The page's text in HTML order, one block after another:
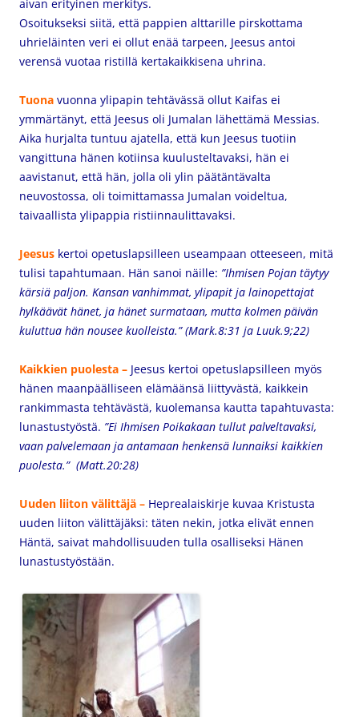
aivan erityinen merkitys.
Osoitukseksi siitä, että pappien alttarille pirskottama
uhrieläinten veri ei ollut enää tarpeen, Jeesus antoi
verensä vuotaa ristillä kertakaikkisena uhrina.
Tuona vuonna ylipapin tehtävässä ollut Kaifas ei
ymmärtänyt, että Jeesus oli Jumalan lähettämä Messias.
Aika hurjalta tuntuu ajatella, että kun Jeesus tuotiin
vangittuna hänen kotiinsa kuulusteltavaksi, hän ei
aavistanut, että hän, jolla oli ylin päätäntävalta
neuvostossa, oli toimittamassa Jumalan voideltua,
taivaallista ylipappia ristiinnaulittavaksi.
Jeesus kertoi opetuslapsilleen useampaan otteeseen, mitä
tulisi tapahtumaan. Hän sanoi näille: ”Ihmisen Pojan täytyy
kärsiä paljon. Kansan vanhimmat, ylipapit ja lainopettajat
hylkäävät hänet, ja hänet surmataan, mutta kolmen päivän
kuluttua hän nousee kuolleista.” (Mark.8:31 ja Luuk.9;22)
Kaikkien puolesta – Jeesus kertoi opetuslapsilleen myös
hänen maanpäälliseen elämäänsä liittyvästä, kaikkein
rankimmasta tehtävästä, kuolemansa kautta tapahtuvasta:
lunastustyöstä. ”Ei Ihmisen Poikakaan tullut palveltavaksi,
vaan palvelemaan ja antamaan henkensä lunnaiksi kaikkien
puolesta.” (Matt.20:28)
Uuden liiton välittäjä – Heprealaiskirje kuvaa Kristusta
uuden liiton välittäjäksi: täten nekin, jotka elivät ennen
Häntä, saivat mahdollisuuden tulla osalliseksi Hänen
lunastustyöstään.